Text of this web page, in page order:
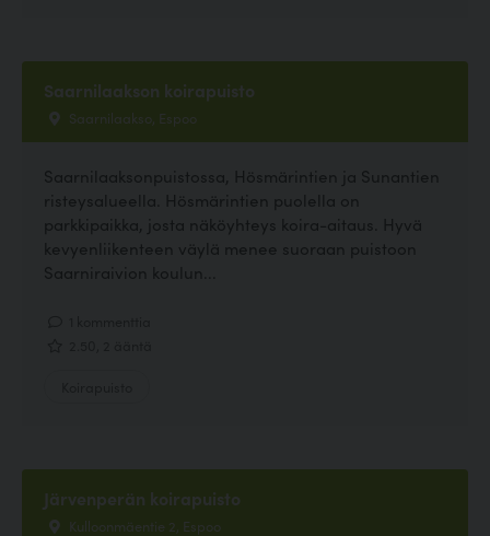
Saarnilaakson koirapuisto
Saarnilaakso, Espoo
Saarnilaaksonpuistossa, Hösmärintien ja Sunantien
risteysalueella. Hösmärintien puolella on
parkkipaikka, josta näköyhteys koira-aitaus. Hyvä
kevyenliikenteen väylä menee suoraan puistoon
Saarniraivion koulun...
Järvenperän koirapuisto
Kulloonmäentie 2, Espoo